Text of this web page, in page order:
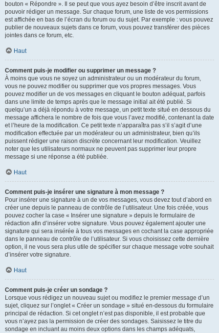
bouton « Répondre ». Il se peut que vous ayez besoin d’être inscrit avant de
pouvoir rédiger un message. Sur chaque forum, une liste de vos permissions
est affichée en bas de l’écran du forum ou du sujet. Par exemple : vous pouvez
publier de nouveaux sujets dans ce forum, vous pouvez transférer des pièces
jointes dans ce forum, etc.
Haut
Comment puis-je modifier ou supprimer un message ?
À moins que vous ne soyez un administrateur ou un modérateur du forum,
vous ne pouvez modifier ou supprimer que vos propres messages. Vous
pouvez modifier un de vos messages en cliquant le bouton adéquat, parfois
dans une limite de temps après que le message initial ait été publié. Si
quelqu’un a déjà répondu à votre message, un petit texte situé en dessous du
message affichera le nombre de fois que vous l’avez modifié, contenant la date
et l’heure de la modification. Ce petit texte n’apparaîtra pas s’il s’agit d’une
modification effectuée par un modérateur ou un administrateur, bien qu’ils
puissent rédiger une raison discrète concernant leur modification. Veuillez
noter que les utilisateurs normaux ne peuvent pas supprimer leur propre
message si une réponse a été publiée.
Haut
Comment puis-je insérer une signature à mon message ?
Pour insérer une signature à un de vos messages, vous devez tout d’abord en
créer une depuis le panneau de contrôle de l’utilisateur. Une fois créée, vous
pouvez cocher la case « Insérer une signature » depuis le formulaire de
rédaction afin d’insérer votre signature. Vous pouvez également ajouter une
signature qui sera insérée à tous vos messages en cochant la case appropriée
dans le panneau de contrôle de l’utilisateur. Si vous choisissez cette dernière
option, il ne vous sera plus utile de spécifier sur chaque message votre souhait
d’insérer votre signature.
Haut
Comment puis-je créer un sondage ?
Lorsque vous rédigez un nouveau sujet ou modifiez le premier message d’un
sujet, cliquez sur l’onglet « Créer un sondage » situé en-dessous du formulaire
principal de rédaction. Si cet onglet n’est pas disponible, il est probable que
vous n’ayez pas la permission de créer des sondages. Saisissez le titre du
sondage en incluant au moins deux options dans les champs adéquats,